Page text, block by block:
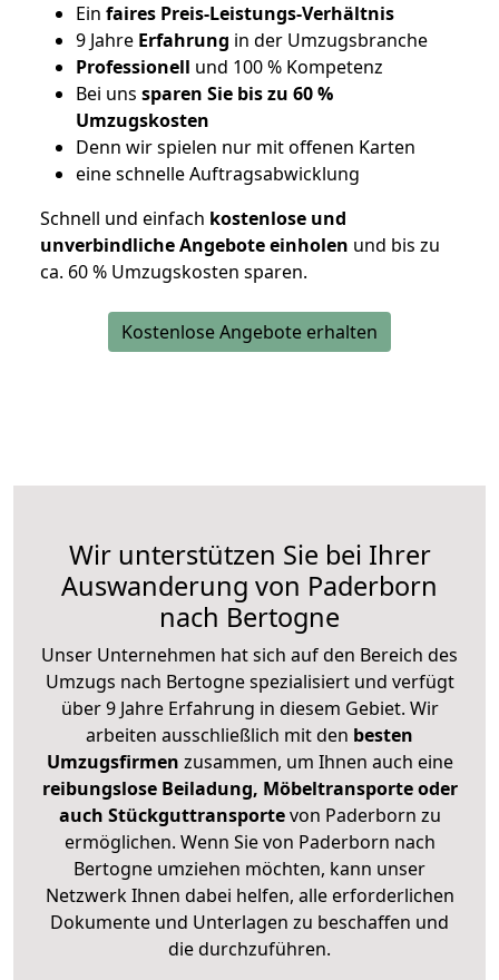
Ein faires Preis-Leistungs-Verhältnis
9 Jahre Erfahrung in der Umzugsbranche
Professionell und 100 % Kompetenz
Bei uns sparen Sie bis zu 60 %
Umzugskosten
Denn wir spielen nur mit offenen Karten
eine schnelle Auftragsabwicklung
Schnell und einfach kostenlose und
unverbindliche Angebote einholen und bis zu
ca. 60 % Umzugskosten sparen.
Kostenlose Angebote erhalten
Wir unterstützen Sie bei Ihrer
Auswanderung von Paderborn
nach Bertogne
Unser Unternehmen hat sich auf den Bereich des
Umzugs nach Bertogne spezialisiert und verfügt
über 9 Jahre Erfahrung in diesem Gebiet. Wir
arbeiten ausschließlich mit den besten
Umzugsfirmen zusammen, um Ihnen auch eine
reibungslose Beiladung, Möbeltransporte oder
auch Stückguttransportevon Paderborn zu
ermöglichen. Wenn Sie von Paderborn nach
Bertogne umziehen möchten, kann unser
Netzwerk Ihnen dabei helfen, alle erforderlichen
Dokumente und Unterlagen zu beschaffen und
die durchzuführen.